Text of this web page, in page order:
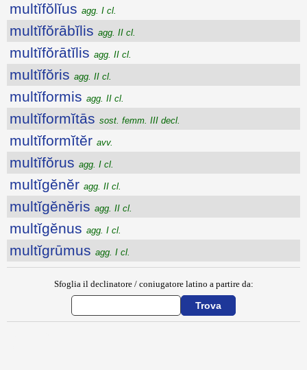
multĭfŏlĭus agg. I cl.
multĭfŏrābĭlis agg. II cl.
multĭfŏrātĭlis agg. II cl.
multĭfŏris agg. II cl.
multĭformis agg. II cl.
multĭformĭtās sost. femm. III decl.
multĭformĭtĕr avv.
multĭfŏrus agg. I cl.
multĭgĕnĕr agg. II cl.
multĭgĕnĕris agg. II cl.
multĭgĕnus agg. I cl.
multĭgrūmus agg. I cl.
Sfoglia il declinatore / coniugatore latino a partire da: